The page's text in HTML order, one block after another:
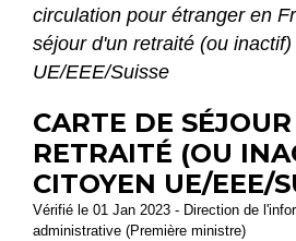
circulation pour étranger en
séjour d'un retraité (ou
UE/EEE/Suisse
CARTE DE
RETRAITÉ (OU
CITOYEN UE/EEE/
Vérifié le 01 Jan 2023 - Direction de
administrative (Première ministre)